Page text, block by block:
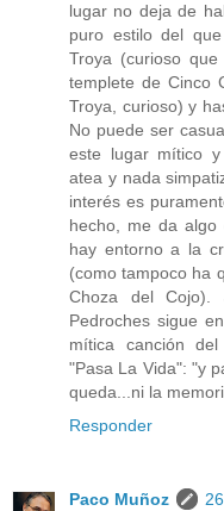
lugar no deja de
puro estilo del
Troya (curioso
templete de Cinco
Troya, curioso) y
No puede ser
este lugar mítico y
atea y nada
interés es
hecho, me da
hay entorno a la
(como tampoco ha
Choza del
Pedroches sigue
mítica canción
"Pasa La Vida": "y
queda...ni la
Responder
Paco Muñoz